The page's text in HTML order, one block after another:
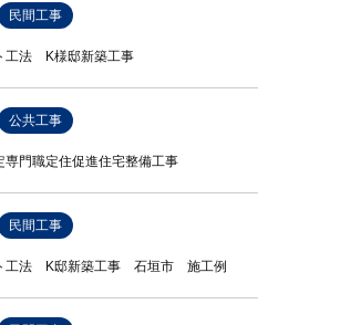
民間工事
工法 K様邸新築工事
公共工事
専門職定住促進住宅整備工事
民間工事
工法 K邸新築工事 石垣市 施工例